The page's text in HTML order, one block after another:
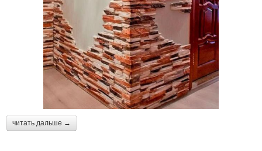
читать дальше →